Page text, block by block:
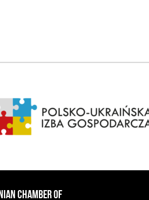
CHAMBER OF